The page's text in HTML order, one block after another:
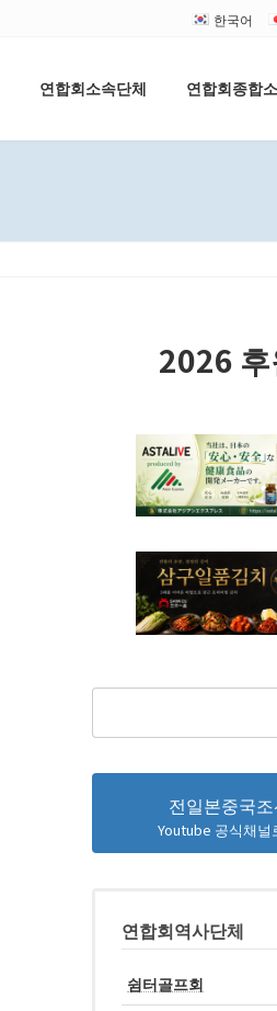
한국어
연합회소속단체 연합회종합
2026
전일본중국
Youtube 공식채널
연합회역사단체
쉼터골프회